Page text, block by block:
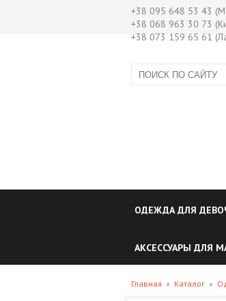
+38 095 648 53 43
+38 068 963 30 73
+38 073 159 65 61
ОДЕЖДА ДЛЯ
АКСЕССУАРЫ ДЛЯ
Главная » Каталог »